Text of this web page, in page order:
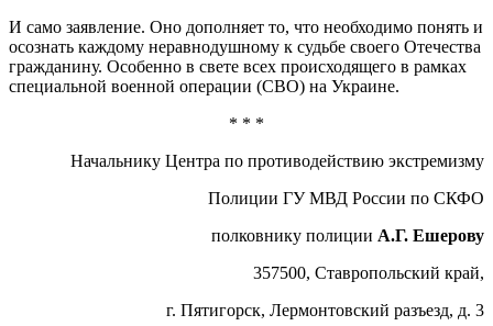
И само заявление. Оно дополняет то, что необходимо понять и
осознать каждому неравнодушному к судьбе своего Отечества
гражданину. Особенно в свете всех происходящего в рамках
специальной военной операции (СВО) на Украине.
* * *
Начальнику Центра по противодействию экстремизму
Полиции ГУ МВД России по СКФО
полковнику полиции А.Г. Ешерову
357500, Ставропольский край,
г. Пятигорск, Лермонтовский разъезд, д. 3